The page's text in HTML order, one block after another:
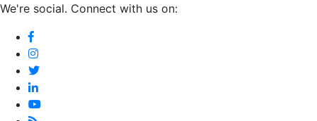
We're social. Connect with us on: